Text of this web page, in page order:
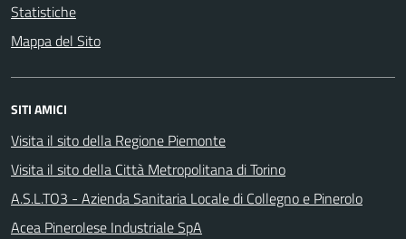
Statistiche
Mappa del Sito
SITI AMICI
Visita il sito della Regione Piemonte
Visita il sito della Città Metropolitana di Torino
A.S.L.TO3 - Azienda Sanitaria Locale di Collegno e Pinerolo
Acea Pinerolese Industriale SpA